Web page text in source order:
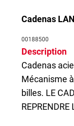
Cadenas
00188500
Description
Cadenas
Mécanisme
billes. LE